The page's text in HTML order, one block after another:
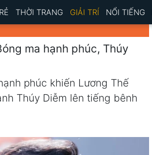
THỜI TRANG GIẢI TRÍ NỔI TIẾNG
ma hạnh phúc, Thúy
phúc khiến Lương Thế
Thúy Diễm lên tiếng bênh